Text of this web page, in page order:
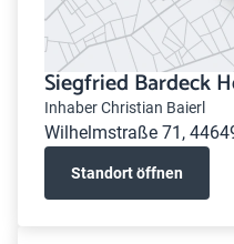
Siegfried Bardeck
Inhaber Christian Baierl
Wilhelmstraße 71,
Standort öffnen